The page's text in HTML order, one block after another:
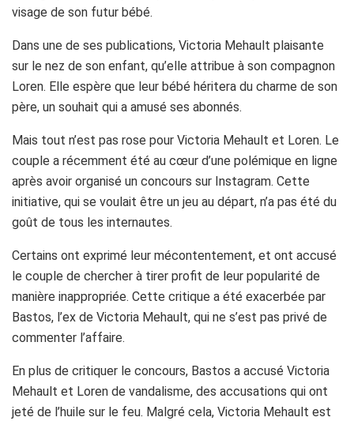
visage de son futur bébé.
Dans une de ses publications, Victoria Mehault plaisante
sur le nez de son enfant, qu’elle attribue à son compagnon
Loren. Elle espère que leur bébé héritera du charme de son
père, un souhait qui a amusé ses abonnés.
Mais tout n’est pas rose pour Victoria Mehault et Loren. Le
couple a récemment été au cœur d’une polémique en ligne
après avoir organisé un concours sur Instagram. Cette
initiative, qui se voulait être un jeu au départ, n’a pas été du
goût de tous les internautes.
Certains ont exprimé leur mécontentement, et ont accusé
le couple de chercher à tirer profit de leur popularité de
manière inappropriée. Cette critique a été exacerbée par
Bastos, l’ex de Victoria Mehault, qui ne s’est pas privé de
commenter l’affaire.
En plus de critiquer le concours, Bastos a accusé Victoria
Mehault et Loren de vandalisme, des accusations qui ont
jeté de l’huile sur le feu. Malgré cela, Victoria Mehault est